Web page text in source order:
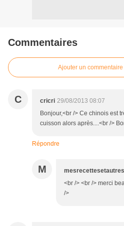
Commentaires
Ajouter un commentaire
C cricri 29/08/2013 08:07
Bonjour,<br /> Ce chinois est
cuisson alors après....<br />
Répondre
M mesrecettesetautres
<br /> <br /> merci
/>